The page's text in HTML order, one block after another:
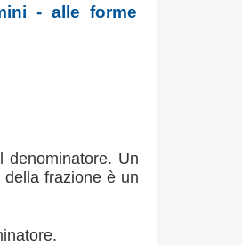
- alle forme
denominatore. Un
frazione è un